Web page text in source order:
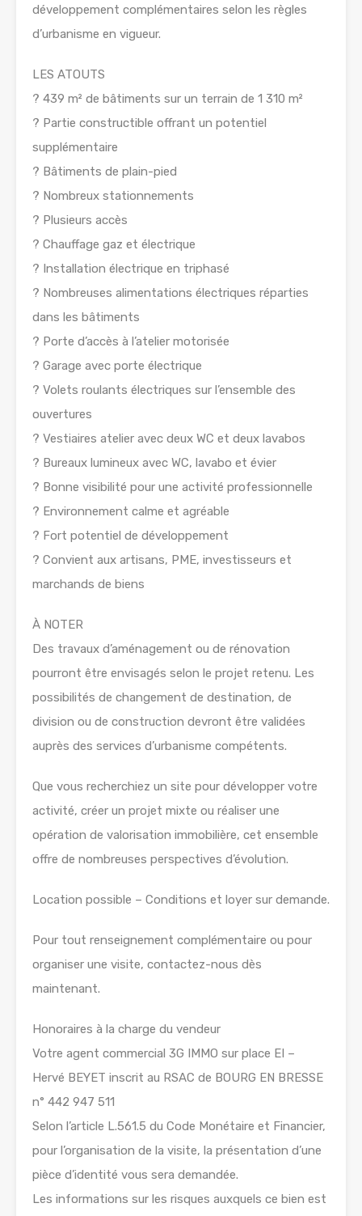
développement complémentaires selon les règles
d’urbanisme en vigueur.
LES ATOUTS
? 439 m² de bâtiments sur un terrain de 1 310 m²
? Partie constructible offrant un potentiel
supplémentaire
? Bâtiments de plain-pied
? Nombreux stationnements
? Plusieurs accès
? Chauffage gaz et électrique
? Installation électrique en triphasé
? Nombreuses alimentations électriques réparties
dans les bâtiments
? Porte d’accès à l’atelier motorisée
? Garage avec porte électrique
? Volets roulants électriques sur l’ensemble des
ouvertures
? Vestiaires atelier avec deux WC et deux lavabos
? Bureaux lumineux avec WC, lavabo et évier
? Bonne visibilité pour une activité professionnelle
? Environnement calme et agréable
? Fort potentiel de développement
? Convient aux artisans, PME, investisseurs et
marchands de biens
À NOTER
Des travaux d’aménagement ou de rénovation
pourront être envisagés selon le projet retenu. Les
possibilités de changement de destination, de
division ou de construction devront être validées
auprès des services d’urbanisme compétents.
Que vous recherchiez un site pour développer votre
activité, créer un projet mixte ou réaliser une
opération de valorisation immobilière, cet ensemble
offre de nombreuses perspectives d’évolution.
Location possible – Conditions et loyer sur demande.
Pour tout renseignement complémentaire ou pour
organiser une visite, contactez-nous dès
maintenant.
Honoraires à la charge du vendeur
Votre agent commercial 3G IMMO sur place EI –
Hervé BEYET inscrit au RSAC de BOURG EN BRESSE
n° 442 947 511
Selon l’article L.561.5 du Code Monétaire et Financier,
pour l’organisation de la visite, la présentation d’une
pièce d’identité vous sera demandée.
Les informations sur les risques auxquels ce bien est